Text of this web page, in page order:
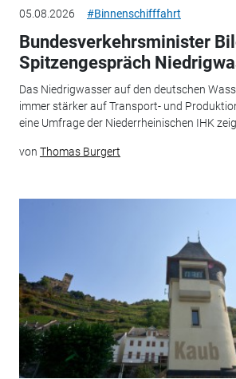
05.08.2026 #Binnenschifffahrt
Bundesverkehrsminister
Spitzengespräch
Das Niedrigwasser auf den deutschen
immer stärker auf Transport- und
eine Umfrage der Niederrheinischen IHK
von Thomas Burgert